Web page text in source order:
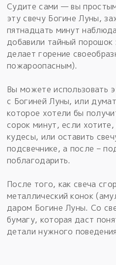
Судите сами — вы
эту свечу Богине Луны,
пятнадцать минут
добавили тайный
делает горение
пожароопасным).
Вы можете использовать
с Богиней Луны, или
которое хотели бы
сорок минут, если
кудесы, или оставить
подсвечнике, а после –
поблагодарить.
После того, как свеча
металлический конок
даром Богине Луны. Со
бумагу, которая даст
детали нужного